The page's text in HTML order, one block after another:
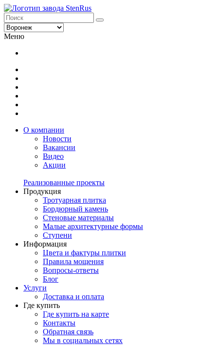
Меню
О компании
Новости
Вакансии
Видео
Акции
Реализованные проекты
Продукция
Тротуарная плитка
Бордюрный камень
Стеновые материалы
Малые архитектурные формы
Ступени
Информация
Цвета и фактуры плитки
Правила мощения
Вопросы-ответы
Блог
Услуги
Доставка и оплата
Где купить
Где купить на карте
Контакты
Обратная связь
Мы в социальных сетях